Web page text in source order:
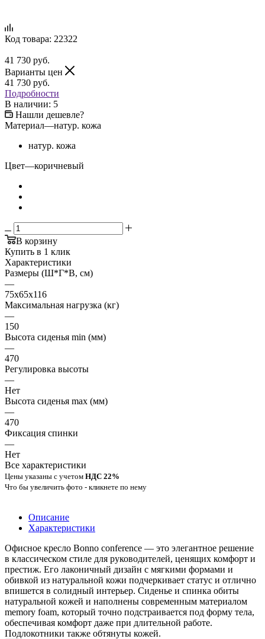
Код товара: 22322
41 730 руб.
Варианты цен
41 730 руб.
Подробности
В наличии: 5
Нашли дешевле?
Материал—натур. кожа
натур. кожа
Цвет—коричневый
В корзину
Купить в 1 клик
Характеристики
Размеры (Ш*Г*В, см)
—
75х65х116
Максимальная нагрузка (кг)
—
150
Высота сиденья min (мм)
—
470
Регулировка высоты
—
Нет
Высота сиденья max (мм)
—
470
Фиксация спинки
—
Нет
Все характеристики
Цены указаны с учетом НДС 22%
Что бы увеличить фото - кликнете по нему
Описание
Характеристики
Офисное кресло Bonno conference — это элегантное решение
в классическом стиле для руководителей, ценящих комфорт и
престиж. Его лаконичный дизайн с мягкими формами и
обивкой из натуральной кожи подчеркивает статус и отлично
впишется в солидный интерьер. Сиденье и спинка обиты
натуральной кожей и наполнены современным материалом
memory foam, который точно подстраивается под форму тела,
обеспечивая комфорт даже при длительной работе.
Подлокотники также обтянуты кожей.